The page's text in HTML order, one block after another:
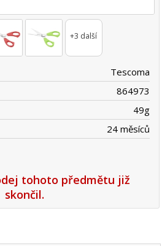
+3 další
Tescoma
864973
49g
24 měsíců
tohoto předmětu již
skončil.